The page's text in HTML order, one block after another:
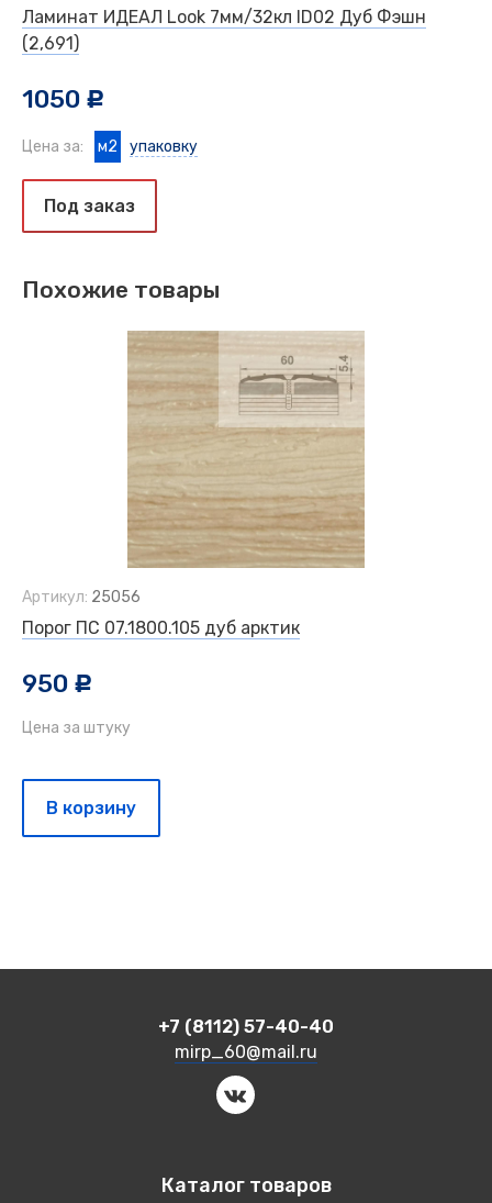
Ламинат ИДЕАЛ Look 7мм/32кл ID02 Дуб Фэшн
(2,691)
1050 c
Цена за: м2 упаковку
Под заказ
Похожие товары
Артикул: 25056
Порог ПС 07.1800.105 дуб арктик
950 c
Цена за штуку
В корзину
+7 (8112) 57-40-40
mirp_60@mail.ru
Каталог товаров